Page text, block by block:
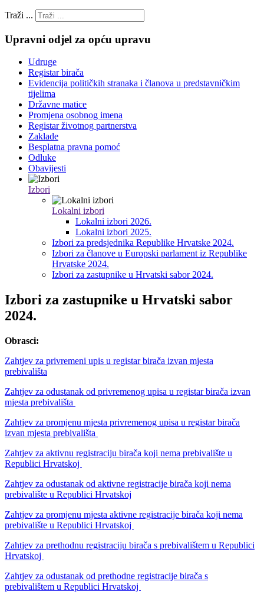
Traži ...
Upravni odjel za opću upravu
Udruge
Registar birača
Evidencija političkih stranaka i članova u predstavničkim
tijelima
Državne matice
Promjena osobnog imena
Registar životnog partnerstva
Zaklade
Besplatna pravna pomoć
Odluke
Obavijesti
Izbori
Lokalni izbori
Lokalni izbori 2026.
Lokalni izbori 2025.
Izbori za predsjednika Republike Hrvatske 2024.
Izbori za članove u Europski parlament iz Republike
Hrvatske 2024.
Izbori za zastupnike u Hrvatski sabor 2024.
Izbori za zastupnike u Hrvatski sabor
2024.
Obrasci:
Zahtjev za privremeni upis u registar birača izvan mjesta
prebivališta
Zahtjev za odustanak od privremenog upisa u registar birača izvan
mjesta prebivališta
Zahtjev za promjenu mjesta privremenog upisa u registar birača
izvan mjesta prebivališta
Zahtjev za aktivnu registraciju birača koji nema prebivalište u
Republici Hrvatskoj
Zahtjev za odustanak od aktivne registracije birača koji nema
prebivalište u Republici Hrvatskoj
Zahtjev za promjenu mjesta aktivne registracije birača koji nema
prebivalište u Republici Hrvatskoj
Zahtjev za prethodnu registraciju birača s prebivalištem u Republici
Hrvatskoj
Zahtjev za odustanak od prethodne registracije birača s
prebivalištem u Republici Hrvatskoj